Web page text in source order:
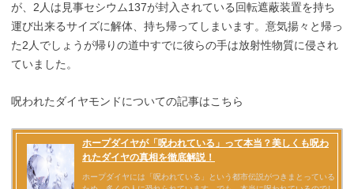
が、2人は見事セシウム137が封入されている回転遮蔽装置を持ち
運び出来るサイズに解体、持ち帰ってしまいます。意気揚々と帰っ
た2人でしょうが帰りの道中すでに彼らの手は放射性物質に侵され
ていました。
呪われたダイヤモンドについての記事はこちら